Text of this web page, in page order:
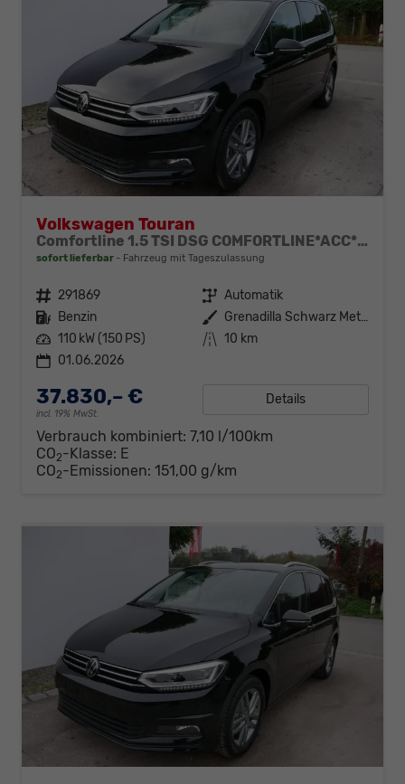
Volkswagen Touran
Comfortline 1.5 TSI DSG COMFORTLINE*ACC*LED*PDC*KAMERA*NAVI*SHZ* 7-SITZER 17-ZOLL
sofort lieferbar Fahrzeug mit Tageszulassung
Fahrzeugnr. 291869 Getriebe Automatik
Kraftstoff Benzin Außenfarbe
Grenadilla Schwarz Metallic
Leistung 110 kW (150 PS) Kilometerstand 10 km
01.06.2026
37.830,– €
incl. 19% MwSt.
Details
Verbrauch kombiniert: 7,10 l/100km
CO2-Klasse: E
CO2-Emissionen: 151,00 g/km